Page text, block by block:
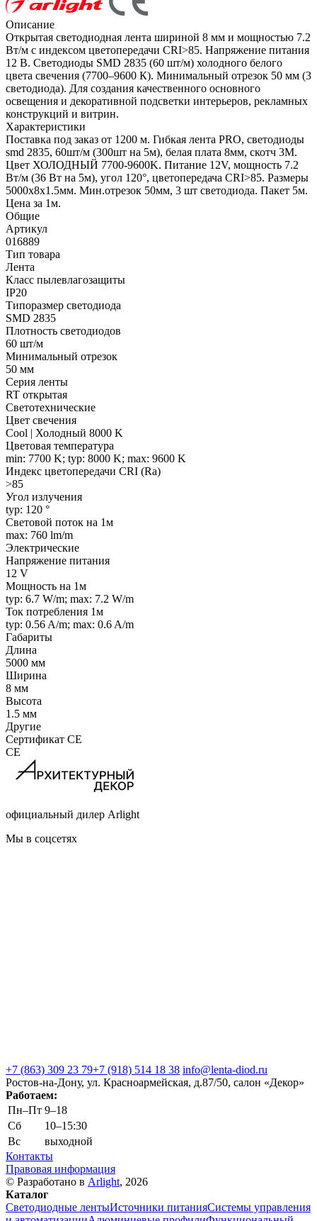
Описание
Открытая светодиодная лента шириной 8 мм и мощностью 7.2
Вт/м с индексом цветопередачи CRI>85. Напряжение питания
12 В. Светодиоды SMD 2835 (60 шт/м) холодного белого
цвета свечения (7700–9600 К). Минимальный отрезок 50 мм (3
светодиода). Для создания качественного основного
освещения и декоративной подсветки интерьеров, рекламных
конструкций и витрин.
Характеристики
Поставка под заказ от 1200 м. Гибкая лента PRO, светодиоды
smd 2835, 60шт/м (300шт на 5м), белая плата 8мм, скотч 3М.
Цвет ХОЛОДНЫЙ 7700-9600K. Питание 12V, мощность 7.2
Вт/м (36 Вт на 5м), угол 120°, цветопередача CRI>85. Размеры
5000х8x1.5мм. Мин.отрезок 50мм, 3 шт светодиода. Пакет 5м.
Цена за 1м.
Общие
Артикул
016889
Тип товара
Лента
Класс пылевлагозащиты
IP20
Типоразмер светодиода
SMD 2835
Плотность светодиодов
60 шт/м
Минимальный отрезок
50 мм
Серия ленты
RT открытая
Светотехнические
Цвет свечения
Cool | Холодный 8000 K
Цветовая температура
min: 7700 K; typ: 8000 K; max: 9600 K
Индекс цветопередачи CRI (Ra)
>85
Угол излучения
typ: 120 °
Световой поток на 1м
max: 760 lm/m
Электрические
Напряжение питания
12 V
Мощность на 1м
typ: 6.7 W/m; max: 7.2 W/m
Ток потребления 1м
typ: 0.56 A/m; max: 0.6 A/m
Габариты
Длина
5000 мм
Ширина
8 мм
Высота
1.5 мм
Другие
Сертификат CE
CE
официальный дилер Arlight
Мы в соцсетях
+7 (863) 309 23 79+7 (918) 514 18 38 info@lenta-diod.ru
Ростов-на-Дону, ул. Красноармейская, д.87/50, салон «Декор»
Работаем:
Пн–Пт 9–18
Сб
10–15:30
Вс
выходной
Контакты
Правовая информация
© Разработано в Arlight, 2026
Каталог
Светодиодные лентыИсточники питанияСистемы управления